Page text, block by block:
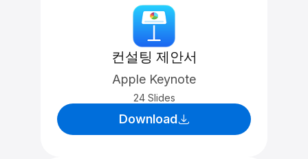
컨설팅 제안서
Apple Keynote
24 Slides
Download